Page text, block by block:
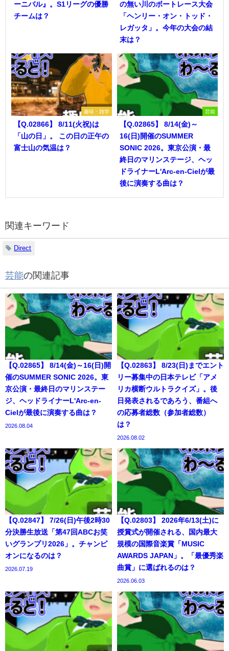
ーニバル』。S1リーグの優勝
チームは？
の無い川のボートレース大会
「ヘンリー・オン・トッド・
レガッタ」。今年の大会の結
末は？
趣味・雑学
【Q.02866】 8/11(火祝)は
「山の日」。 この日の正午の
富士山の気温は？
芸能
【Q.02865】 8/14(金)～
16(日)開催のSUMMER
SONIC 2026。東京公演・最
終日のマリンステージ、ヘッ
ドライナーL'Arc-en-Cielが最
後に演奏する曲は？
関連キーワード
Direct
芸能の関連記事
【Q.02865】 8/14(金)～16(日)開
催のSUMMER SONIC 2026。東
京公演・最終日のマリンステー
ジ、ヘッドライナーL'Arc-en-
Cielが最後に演奏する曲は？
2026.08.04
【Q.02863】 8/23(日)までエント
リー募集中の日本テレビ「アメ
リカ横断ウルトラクイズ」。後
日発表されるであろう、番組へ
の応募者総数（参加者総数）
は？
2026.08.02
【Q.02847】 7/26(日)午後2時30
分決勝生放送「第47回ABCお笑
いグランプリ2026」。チャンピ
オンになるのは？
2026.07.19
【Q.02803】 2026年6/13(土)に
授賞式が開催される、国内最大
規模の国際音楽賞「MUSIC
AWARDS JAPAN」。「最優秀楽
曲賞」に選ばれるのは？
2026.06.03